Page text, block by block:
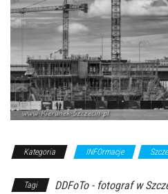
Kategoria INFOrmacje
Tagi DDFoTo - fotograf w